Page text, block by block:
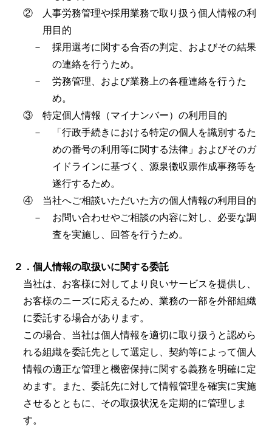
② 人事労務管理や採用業務で取り扱う個人情報の利
用目的
－ 採用選考に関する合否の判定、およびその結果
の連絡を行うため。
－ 労務管理、および業務上の各種連絡を行うた
め。
③ 特定個人情報（マイナンバー）の利用目的
－ 「行政手続きにおける特定の個人を識別するた
めの番号の利用等に関する法律」およびそのガ
イドラインに基づく、源泉徴収票作成事務等を
遂行するため。
④ 当社へご相談いただいた方の個人情報の利用目的
－ お問い合わせやご相談の内容に対し、必要な調
査を実施し、回答を行うため。
２．個人情報の取扱いに関する委託
当社は、お客様に対してより良いサービスを提供し、
お客様のニーズに応えるため、業務の一部を外部組織
に委託する場合があります。
この場合、当社は個人情報を適切に取り扱うと認めら
れる組織を委託先として選定し、契約等によって個人
情報の適正な管理と機密保持に関する義務を明確に定
めます。また、委託先に対して情報管理を確実に実施
させるとともに、その取扱状況を定期的に管理しま
す。